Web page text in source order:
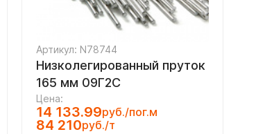
Артикул: N78744
Низколегированный пруток
165 мм 09Г2С
Цена:
14 133.99руб./пог.м
84 210руб./т